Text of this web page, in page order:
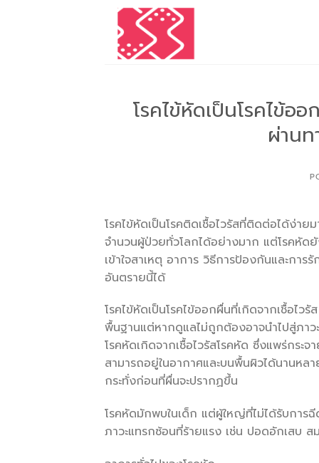
โรคไข้หัดเป็นโรคไข้อ
ผ่านท
โรคไข้หัดเป็นโรคติดเชื้อไวรัสที่ติดต่อได้ง่า
จำนวนผู้ป่วยทั่วโลกได้อย่างมาก แต่โรคหัด
เข้าใจสาเหตุ อาการ วิธีการป้องกันและการ
อันตรายนี้ได้
โรคไข้หัดเป็นโรคไข้ออกผื่นที่เกิดจากเชื้อไว
พื้นฐานแต่หากดูแลไม่ถูกต้องอาจนำไปสู่ภา
โรคหัดเกิดจากเชื้อไวรัสโรคหัด ซึ่งแพร่กระ
สามารถอยู่ในอากาศและบนพื้นผิวได้นานหล
กระทั่งก่อนที่ผื่นจะปรากฏขึ้น
โรคหัดมักพบในเด็ก แต่ผู้ใหญ่ที่ไม่ได้รับการ
ภาวะแทรกซ้อนที่ร้ายแรง เช่น ปอดอักเสบ